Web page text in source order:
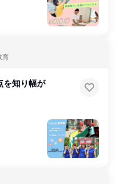
育
を知り幅が